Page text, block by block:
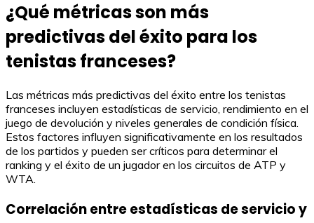
¿Qué métricas son más
predictivas del éxito para los
tenistas franceses?
Las métricas más predictivas del éxito entre los tenistas
franceses incluyen estadísticas de servicio, rendimiento en el
juego de devolución y niveles generales de condición física.
Estos factores influyen significativamente en los resultados
de los partidos y pueden ser críticos para determinar el
ranking y el éxito de un jugador en los circuitos de ATP y
WTA.
Correlación entre estadísticas de servicio y